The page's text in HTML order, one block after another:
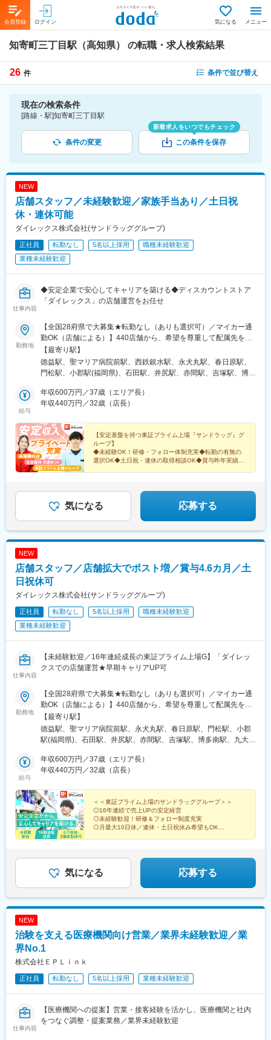
会員登録 ログイン 気になる メニュー
知寄町三丁目駅（高知県） の転職・求人検索結果
26 件 条件で並び替え
現在の検索条件
[路線・駅]知寄町三丁目駅
条件の変更
新着求人をいつでもチェック
この条件を保存
NEW
店舗スタッフ／未経験歓迎／家族手当あり／土日祝
休・連休可能
ダイレックス株式会社(サンドラッググループ)
正社員 転勤なし 5名以上採用
職種未経験歓迎
業種未経験歓迎
仕事内容
◆安定企業で安心してキャリアを築ける◆ディスカウントストア
「ダイレックス」の店舗運営をお任せ
勤務地
【全国28府県で大募集★転勤なし（ありも選択可）／マイカー通
勤OK（店舗による）】440店舗から、希望を尊重して配属先を決
定！☆必要に応じて借り上げ社宅の利用も可能！◆九州エリア福
岡県（55店舗）、佐賀県（24店舗）、長崎県（29店舗）、熊本県
（34店舗）、大分県（18店舗）、宮崎県（25店舗）、鹿児島県
広島県（24店舗）、山口県（18店舗）、島根県（7店舗）、鳥取
県（5店舗）◆四国エリア徳島県（16店舗）、香川県（17店
（17店舗）、京都府（1店舗）、奈良県（2店舗）、大阪府（11店
舗）◆関東エリア埼玉県（12店舗）、群馬県（4店舗）、千葉県
（9店舗）、茨城県（1店舗）◆信越・北陸エリア新潟県（18店
舗）、山梨県（7店舗）、長野県（7店舗）★当社HPの「店舗案
内」から、お近くの店舗をチェックしてください！トップページ
す。※勤務地の受動喫煙対策：屋内禁煙
【最寄り駅】
徳益駅、聖マリア病院前駅、西鉄銀水駅、永犬丸駅、春日原駅、
門松駅、小郡駅(福岡県)、石田駅、井尻駅、赤間駅、吉塚駅、博多
駅、津古駅、福大前駅、教育大前駅、飯塚駅、南久留米駅、犬塚
駅、東福間駅、筑後吉井駅、門司駅、太宰府駅、羽犬塚駅、蒲池
駅、今池駅(福岡県)、下曽根駅、筑前前原駅、水巻駅、海老津駅、
遠賀野駅、土井駅、原町駅、甘木駅(西鉄線)、二島駅、中間駅、千
鳥駅、周船寺駅、南小倉駅、姪浜駅、池尻駅、銀水駅、若松駅、
油津駅、三股駅、日向庄内駅、宮崎神宮駅、加納駅(宮崎県)、宮崎
駅、西都城駅、五十市駅、日向新富駅、門川駅、田吉駅、延岡
県)、肥前鹿島駅、鍋島駅、中多久駅、佐賀駅、田代駅、和多田
駅、川東駅(佐賀県)、牛津駅、重安駅、下関駅、川棚温泉駅、新下
児島市電)、志布志駅、阿波富田駅、蔵本駅、二軒屋駅、吉成駅、
佐古駅、板野駅、中田駅(徳島県)、知寄町三丁目駅、旭駅前通駅、
新町駅(群馬県)、西小泉駅、三俣駅、群馬総社駅、古河駅、鶴瀬
駅、大袋駅、北朝霞駅、上尾駅、北越谷駅、八街駅、八千代緑が
丘駅、おゆみ野駅、旭駅(千葉県)、公津の杜駅、豊四季駅、茂原
駅、篠ノ井駅、千曲駅、信州中野駅、柏矢町駅、六日町駅、長岡
駅、黒井駅(新潟県)、東三条駅、燕駅、青山駅、東柏崎駅、東新潟
駅(新潟県)、大形駅、西新発田駅、三条駅(新潟県)、水原駅、津守
駅、八尾駅、春木駅、御陵前駅、熊取駅、松ノ浜駅、栂・美木多
駅、白鷺駅、摂津富田駅、矢田駅(大阪府)、今川駅(大阪府)、福知
山市民病院口駅、耳成駅、忍海駅、加太駅(和歌山県)、東加古川
駅、京口駅、播磨高岡駅、播州赤穂駅、葉多駅、鳴門駅、加古川
駅、滝野駅、はりま勝原駅、北条町駅、飾磨駅、恵比須駅、鉢伏
山上駅、浜の宮駅、播磨町駅、山下駅(兵庫県)、高田駅(香川県)、
多度津駅、太田駅(香川県)、潟元駅、三津駅、今治駅、上宇和駅、
新居浜駅、伊予西条駅、宮田町駅、堀江駅、福音寺駅、東尾道
県)、修大協創中高前駅、河戸帆待川駅、大竹駅、福島町駅、戸手
駅、宇品四丁目駅、五日市駅、向洋駅、玖村駅、高田駅(長崎県)、
大塔駅、三会駅、若葉町駅、幸駅、道ノ尾駅、石橋駅(長崎県)、
喜々津駅、上相浦駅、佐々駅、西諫早駅、新大工町駅、島原港
駅、日田駅、中津駅(大分県)、別府駅(大分県)、豊後森駅、鶴崎
本県)、宇土駅、天ケ瀬駅、千丁駅、植木駅、竜田口駅、三角駅、
御代志駅、武蔵塚駅、木葉駅、新八代駅、田崎橋駅、佐敷駅、浦
添前田駅、奥武山公園駅、首里駅、古島駅、てだこ浦西駅、久留
米高校前駅、西鉄小郡駅、九産大前駅、熊西駅、谷山駅(指宿枕崎
線)、文化の森駅、知寄町駅、船橋日大前駅、三好町駅、駒川中野
千歳町駅(長崎県)、諏訪神社駅、日田市役所前駅、花畑駅、葛島橋
東詰駅、針中野駅、屋島駅、ＪＲ松山駅前駅、広電西広島・己斐
駅、宇品三丁目駅、西浦上駅、新中川町駅
給与
年収600万円／37歳（エリア長）
年収440万円／32歳（店長）
【安定基盤を持つ東証プライム上場『サンドラッグ』グ
ループ】
◆未経験OK！研修・フォロー体制充実◆転勤の有無の
選択OK◆土日祝・連休の取得相談OK◆賞与昨年実績
気になる 応募する
NEW
店舗スタッフ／店舗拡大でポスト増／賞与4.6カ月／土
日祝休可
ダイレックス株式会社(サンドラッググループ)
正社員 転勤なし 5名以上採用
職種未経験歓迎
業種未経験歓迎
仕事内容
【未経験歓迎／16年連続成長の東証プライム上場G】「ダイレッ
クスでの店舗運営★早期キャリアUP可
勤務地
【全国28府県で大募集★転勤なし（ありも選択可）／マイカー通
勤OK（店舗による）】440店舗から、希望を尊重して配属先を決
定！☆必要に応じて借り上げ社宅の利用も可能！◆九州エリア福
岡県（55店舗）、佐賀県（24店舗）、長崎県（29店舗）、熊本県
（34店舗）、大分県（18店舗）、宮崎県（25店舗）、鹿児島県
広島県（24店舗）、山口県（18店舗）、島根県（7店舗）、鳥取
県（5店舗）◆四国エリア徳島県（16店舗）、香川県（17店
（17店舗）、京都府（1店舗）、奈良県（2店舗）、大阪府（11店
舗）◆関東エリア埼玉県（12店舗）、群馬県（4店舗）、千葉県
（9店舗）、茨城県（1店舗）◆信越・北陸エリア新潟県（18店
舗）、山梨県（7店舗）、長野県（7店舗）★当社HPの「店舗案
内」から、お近くの店舗をチェックしてください！トップページ
す。※勤務地の受動喫煙対策：屋内禁煙
【最寄り駅】
徳益駅、聖マリア病院前駅、永犬丸駅、春日原駅、門松駅、小郡
駅(福岡県)、石田駅、井尻駅、赤間駅、吉塚駅、博多南駅、九大学
福大前駅、教育大前駅、飯塚駅、南久留米駅、犬塚駅、東福間
駅、筑後吉井駅、門司駅、太宰府駅、羽犬塚駅、蒲池駅(福岡県)、
県)、下曽根駅、筑前前原駅、水巻駅、海老津駅、遠賀野駅、土井
駅、原町駅、甘木駅(西鉄線)、二島駅、中間駅、千鳥駅、周船寺
駅、南小倉駅、姪浜駅、池尻駅、銀水駅、若松駅、宮崎神宮駅、
南延岡駅、蓮ケ池駅、宮崎駅、油津駅、三股駅、日向庄内駅、加
納駅(宮崎県)、西都城駅、五十市駅、日向新富駅、緑町駅、田吉
北方駅(佐賀県)、伊万里駅、新鳥栖駅、江北駅(佐賀県)、鍋島駅、
湯田温泉駅、幡生駅、下関駅、川棚温泉駅、松江駅、岸本駅、後
旭駅前通駅、入明駅、知寄町三丁目駅、古河駅、新町駅(群馬県)、
西小泉駅、三俣駅、群馬総社駅、鶴瀬駅、籠原駅、新田駅(埼玉
県)、東岩槻駅、桶川駅、八潮駅、的場駅、大袋駅、北朝霞駅、上
葉県)、公津の杜駅、豊四季駅、茂原駅、志津駅、八千代台駅、六
(新潟県)、加茂駅(新潟県)、大形駅、西新発田駅、三条駅(新潟
県)、水原駅、国母駅、竜王駅、南甲府駅、甲府駅、塩山駅、富士
給与
年収600万円／37歳（エリア長）
年収440万円／32歳（店長）
＜＜東証プライム上場のサンドラッググループ＞＞
◎16年連続で売上UPの安定経営
◎未経験歓迎！研修＆フォロー制度充実
◎月最大10日休／連休・土日祝休み希望もOK
気になる 応募する
NEW
治験を支える医療機関向け営業／業界未経験歓迎／業
界No.1
株式会社ＥＰＬｉｎｋ
正社員 転勤なし 5名以上採用 業種未経験歓迎
仕事内容
【医療機関への提案】営業・接客経験を活かし、医療機関と社内
をつなぐ調整・提案業務／業界未経験歓迎